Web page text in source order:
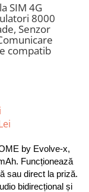
SIM 4G
8000
Senzor
compatib
by Evolve-x,
Funcționează
sau direct la priză.
bidirecțional și